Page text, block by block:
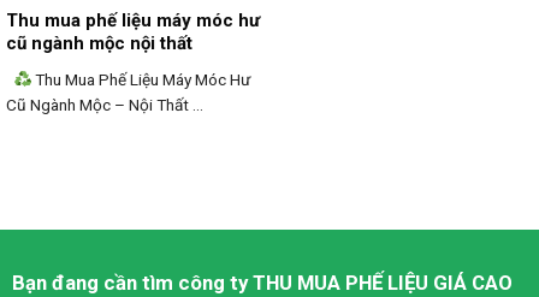
Thu mua phế liệu máy móc hư
cũ ngành mộc nội thất
Thu Mua Phế Liệu Máy Móc Hư
Cũ Ngành Mộc – Nội Thất ...
Bạn đang cần tìm công tyTHU MUA PHẾ LIỆU GIÁ CAO